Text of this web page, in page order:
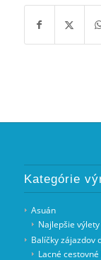
Kategórie
Asuán
Najlepšie
Balíčky zájazdov
Lacné